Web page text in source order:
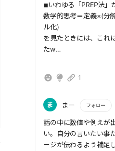
さあ、全力で目の前に
ましょう。
もっと読む
◾︎いわゆる「PREP法」
数学的思考＝定義×(分
ル化)
を見たときには、これ
たw
読んでみると、基本は
1
ま まー フォロー
もっと読む
話の中に数値や例えが
い。自分の言いたい事
ージが伝わるよう補足